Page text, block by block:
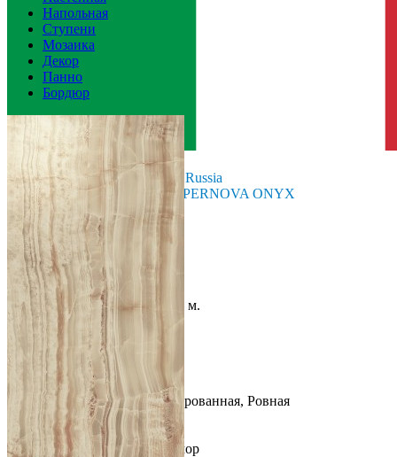
Италия
Производитель Atlas Concord Russia
Коллекция
Atlas Concorde SUPERNOVA ONYX
Тип плитки
Размеры
Размеры 31.5х57 см
Толщина 8.5 мм
Ширина31.5 см
Длина 57 см
Площадь в упаковке1.616 кв. м.
Вес 1 упаковки 23.92 кг
Количество в коробке, шт.
Свойства
Назначение
Ванная комната
Материал
Керамика
ПоверхностьГлянцевая/Полированная, Ровная
РектификацияДа
Цвет Черный
Имитация поверхностиМрамор
Напольная
Ступени
Мозаика
Декор
Панно
Бордюр